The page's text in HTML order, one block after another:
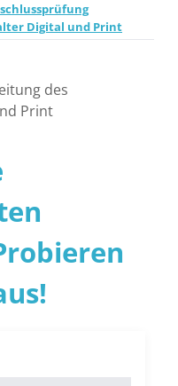
Digital und Print
des
Print